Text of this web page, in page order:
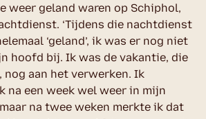
weer geland waren op Schiphol,
‘Tijdens die nachtdienst
‘geland’, ik was er nog niet
hoofd bij. Ik was de vakantie, die
nog aan het verwerken. Ik
na een week wel weer in mijn
na twee weken merkte ik dat